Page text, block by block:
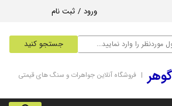
جستجو کنید
ورود / ثبت نام
گوهر | فروشگاه آنلاین جواهرات و سنگ های قیمتی